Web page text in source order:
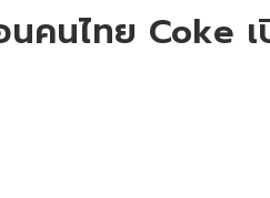
คนไทย Coke